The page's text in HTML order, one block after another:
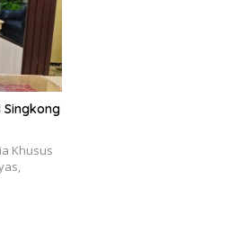
Singkong
Khusus